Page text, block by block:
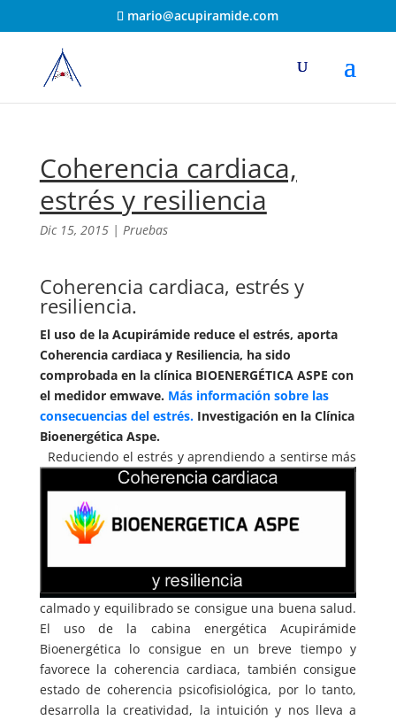
mario@acupiramide.com
Coherencia cardiaca,
estrés y resiliencia
Dic 15, 2015| Pruebas
Coherencia cardiaca, estrés y
resiliencia.
El uso de la Acupirámide reduce el estrés, aporta
Coherencia cardiaca y Resiliencia, ha sido
comprobada en la clínica BIOENERGÉTICA ASPE con
el medidor emwave. Más información sobre las
consecuencias del estrés. Investigación en la Clínica
Bioenergética Aspe.
Reduciendo el estrés y aprendiendo a sentirse más
calmado y equilibrado se consigue una buena salud.
El uso de la cabina energética Acupirámide
Bioenergética lo consigue en un breve tiempo y
favorece la coherencia cardiaca, también consigue
estado de coherencia psicofisiológica, por lo tanto,
desarrolla la creatividad, la intuición y nos lleva a